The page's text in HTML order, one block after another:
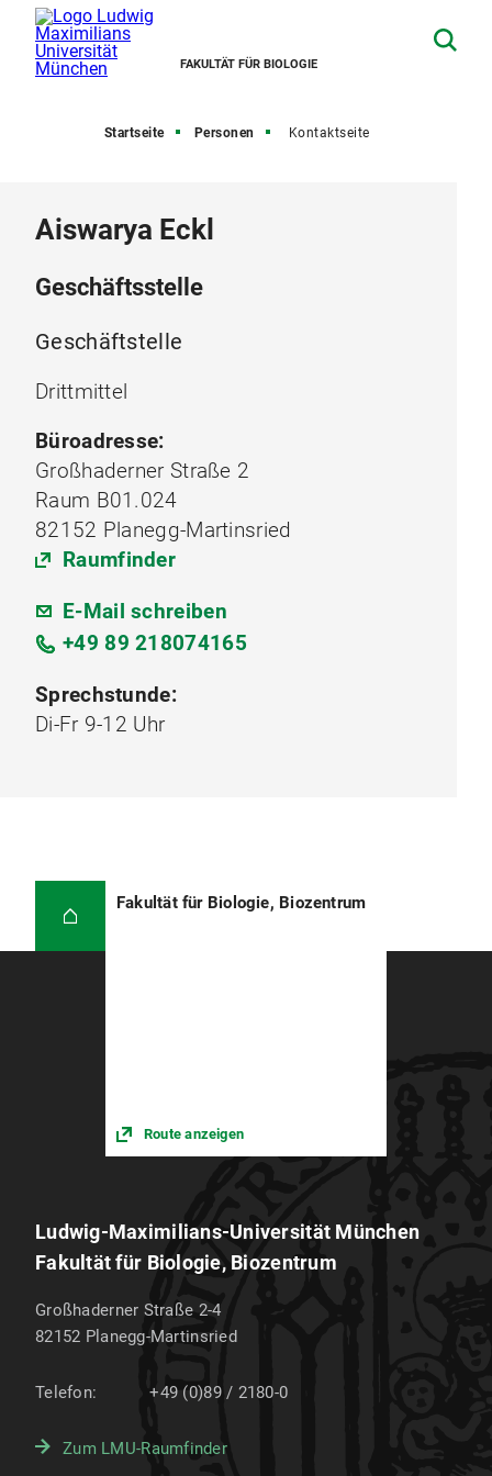
FAKULTÄT FÜR BIOLOGIE
Startseite Personen Kontaktseite
Aiswarya Eckl
Geschäftsstelle
Geschäftstelle
Drittmittel
Büroadresse:
Großhaderner Straße 2
Raum B01.024
82152 Planegg-Martinsried
Raumfinder
E-Mail schreiben
+49 89 218074165
Sprechstunde:
Di-Fr 9-12 Uhr
Fakultät für Biologie, Biozentrum
Route anzeigen
Ludwig-Maximilians-Universität München
Fakultät für Biologie, Biozentrum
Großhaderner Straße 2-4
82152 Planegg-Martinsried
Telefon: +49 (0)89 / 2180-0
Zum LMU-Raumfinder